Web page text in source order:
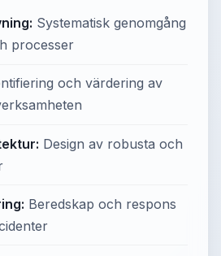
Systematisk genomgång
processer
och värdering av
Design av robusta och
Beredskap och respons